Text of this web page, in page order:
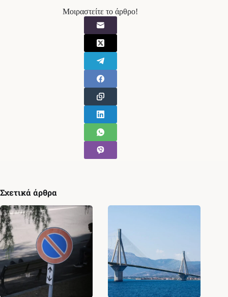
Μοιραστείτε το άρθρο!
Σχετικά άρθρα